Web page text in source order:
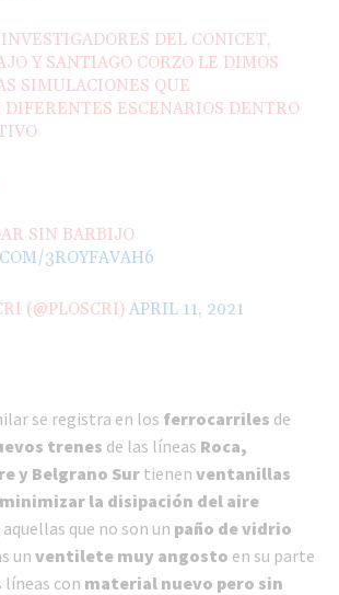
DEL CONICET,
Y SANTIAGO CORZO LE DIMOS
SIMULACIONES QUE
DIFERENTES ESCENARIOS DENTRO
SIN BARBIJO
3ROYFAVAH6
(@PLOSCRI)APRIL 11, 2021
se registra en los ferrocarriles de
trenes de las líneas Roca,
y Belgrano Sur tienen ventanillas
la disipación del aire
aquellas que no son un paño de vidrio
unventilete muy angosto en su parte
líneas con material nuevo pero sin